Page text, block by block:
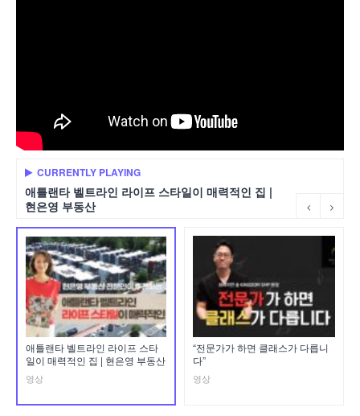
CURRENTLY PLAYING
애틀랜타 벨트라인 라이프 스타일이 매력적인 집 |
현은영 부동산
애틀랜타 벨트라인 라이프 스타
일이 매력적인 집 | 현은영 부동산
영상
“전문가가 하면 클래스가 다릅니
다”
영상